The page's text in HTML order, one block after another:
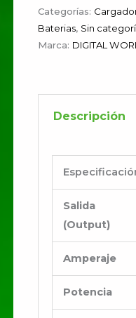
Categorías:
Baterias, Sin
Marca: DIGITAL
Descripción
Salida
(Output)
Amperaje
Potencia